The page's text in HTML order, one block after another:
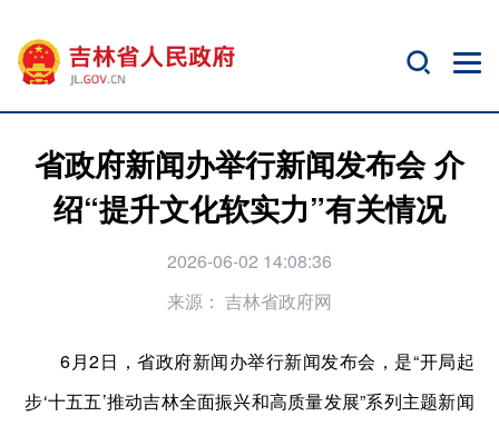
省政府新闻办举行新闻发布会 介
绍“提升文化软实力”有关情况
2026-06-02 14:08:36
来源： 吉林省政府网
6月2日，省政府新闻办举行新闻发布会，是“开局起
步‘十五五’推动吉林全面振兴和高质量发展”系列主题新闻